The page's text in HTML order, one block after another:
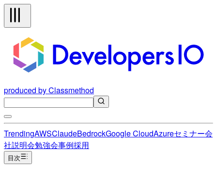
produced by Classmethod
TrendingAWSClaudeBedrockGoogle CloudAzureセミナー会
社説明会勉強会事例採用
目次